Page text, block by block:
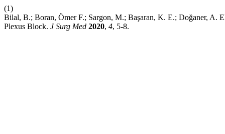
(1)
Bilal, B.; Boran, Ömer F.; Sargon, M.; Başaran, K. E.; Doğaner, A.
Plexus Block. J Surg Med 2020, 4, 5-8.